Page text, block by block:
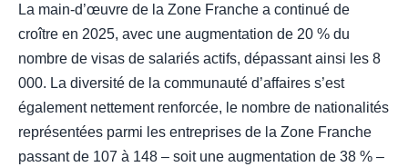
La main-d’œuvre de la Zone Franche a continué de
croître en 2025, avec une augmentation de 20 % du
nombre de visas de salariés actifs, dépassant ainsi les 8
000. La diversité de la communauté d’affaires s’est
également nettement renforcée, le nombre de nationalités
représentées parmi les entreprises de la Zone Franche
passant de 107 à 148 – soit une augmentation de 38 % –